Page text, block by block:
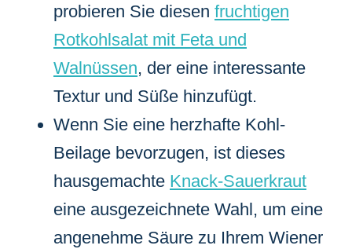
probieren Sie diesen fruchtigen
Rotkohlsalat mit Feta und
Walnüssen, der eine interessante
Textur und Süße hinzufügt.
Wenn Sie eine herzhafte Kohl-
Beilage bevorzugen, ist dieses
hausgemachte Knack-Sauerkraut
eine ausgezeichnete Wahl, um eine
angenehme Säure zu Ihrem Wiener